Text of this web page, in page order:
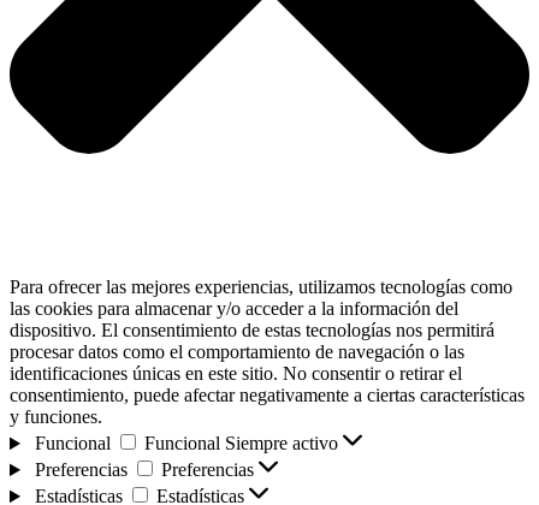
Para ofrecer las mejores experiencias, utilizamos tecnologías como
las cookies para almacenar y/o acceder a la información del
dispositivo. El consentimiento de estas tecnologías nos permitirá
procesar datos como el comportamiento de navegación o las
identificaciones únicas en este sitio. No consentir o retirar el
consentimiento, puede afectar negativamente a ciertas características
y funciones.
Funcional
Funcional Siempre activo
Preferencias
Preferencias
Estadísticas
Estadísticas